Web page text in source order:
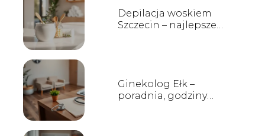
Depilacja woskiem
Szczecin – najlepsze
Ginekolog Ełk –
poradnia, godziny